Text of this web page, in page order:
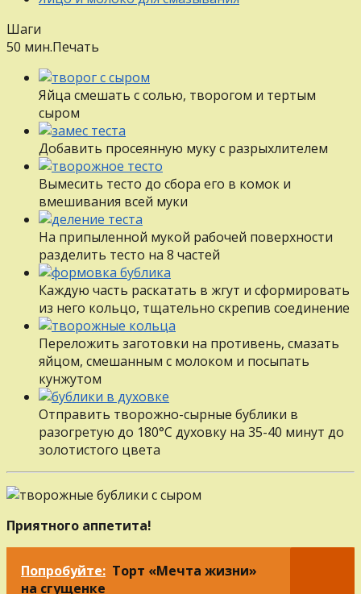
Шаги
50 мин.Печать
Яйца смешать с солью, творогом и тертым
сыром
Добавить просеянную муку с разрыхлителем
Вымесить тесто до сбора его в комок и
вмешивания всей муки
На припыленной мукой рабочей поверхности
разделить тесто на 8 частей
Каждую часть раскатать в жгут и сформировать
из него кольцо, тщательно скрепив соединение
Переложить заготовки на противень, смазать
яйцом, смешанным с молоком и посыпать
кунжутом
Отправить творожно-сырные бублики в
разогретую до 180°С духовку на 35-40 минут до
золотистого цвета
Приятного аппетита!
Попробуйте: Торт «Мечта жизни»
на сгущенке